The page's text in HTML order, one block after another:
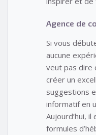
Agence de
Si vous
aucune
veut pas dire
créer un
suggestions
informatif en
Aujourd’hui,
formules